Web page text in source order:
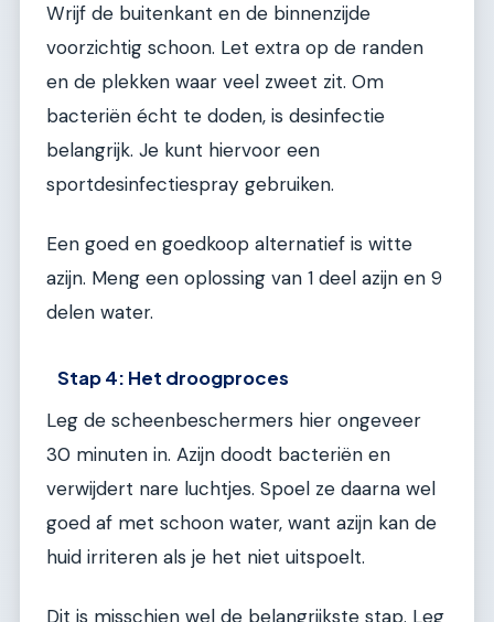
Wrijf de buitenkant en de binnenzijde
voorzichtig schoon. Let extra op de randen
en de plekken waar veel zweet zit. Om
bacteriën écht te doden, is desinfectie
belangrijk. Je kunt hiervoor een
sportdesinfectiespray gebruiken.
Een goed en goedkoop alternatief is witte
azijn. Meng een oplossing van 1 deel azijn en 9
delen water.
Stap 4: Het droogproces
Leg de scheenbeschermers hier ongeveer
30 minuten in. Azijn doodt bacteriën en
verwijdert nare luchtjes. Spoel ze daarna wel
goed af met schoon water, want azijn kan de
huid irriteren als je het niet uitspoelt.
Dit is misschien wel de belangrijkste stap. Leg